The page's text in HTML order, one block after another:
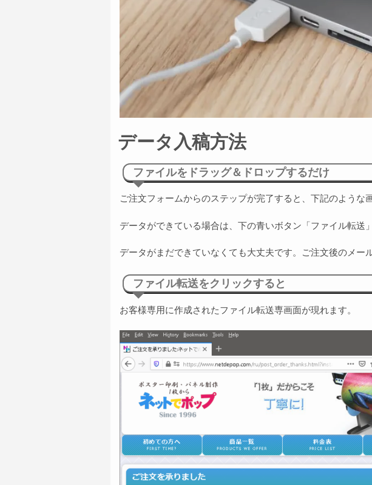
データ入稿方法
ファイルをドラッグ＆ドロップするだけ
ご注文フォームからのステップが完了すると、下記のような
データができている場合は、下の青いボタン「ファイル転送
データがまだできていなくても大丈夫です。ご注文後のメー
ファイル転送をクリックすると
お客様専用に作成されたファイル転送専画面が現れます。